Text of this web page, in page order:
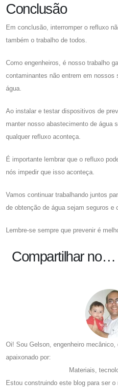
Conclusão
Em conclusão, interromper o refluxo
também o trabalho de todos.
Como engenheiros, é nosso trabalho
contaminantes não entrem em
água.
Ao instalar e testar dispositivos de
manter nosso abastecimento de água
qualquer refluxo aconteça.
É importante lembrar que o refluxo
nós impedir que isso aconteça.
Vamos continuar trabalhando juntos
de obtenção de água sejam seguros e
Lembre-se sempre que prevenir é
Compartilhar no…
Oi! Sou Gelson, engenheiro
apaixonado por:
Materiais,
Estou construindo este blog para ser